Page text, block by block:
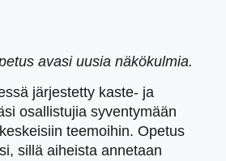
avasi uusia näkökulmia.
järjestetty kaste- ja
osallistujia syventymään
teemoihin. Opetus
sillä aiheista annetaan